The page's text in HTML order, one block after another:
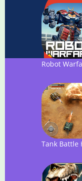
Robot
Tank Battle